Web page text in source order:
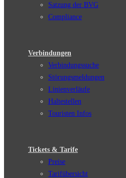
Satzung der BVG
Compliance
Verbindungen
Verbindungssuche
Störungsmeldungen
Linienverläufe
Haltestellen
Touristen Infos
Tickets & Tarife
Preise
Tarifübersicht